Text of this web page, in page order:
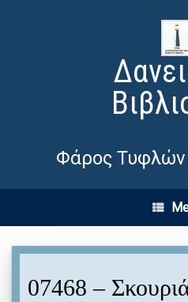
Φάρος Τυφλών
07468 –